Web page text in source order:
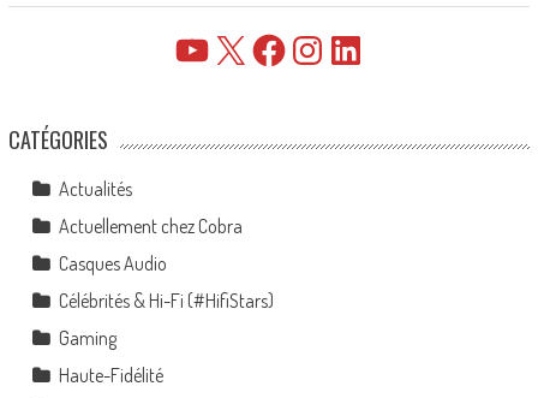
YouTube FacebookInstagramLinkedIn
CATÉGORIES
Actualités
Actuellement chez Cobra
Casques Audio
Célébrités & Hi-Fi (#HifiStars)
Gaming
Haute-Fidélité